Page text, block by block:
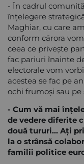
- În cadrul
înțelegere
Maghiar, cu care
conform cărora
ceea ce privește
fac pariuri înainte
electorale vom
acestea se fac pe
ochi frumoși sau pe
- Cum vă mai
de vedere diferite
două tururi... Aţi
la o strânsă
familii politice